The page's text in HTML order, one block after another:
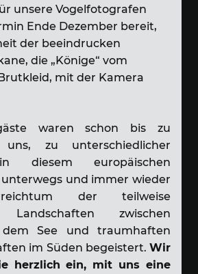
unsere Vogelfotografen
Ende Dezember bereit,
der beeindrucken
die „Könige“ vom
mit der Kamera
waren schon bis zu
zu unterschiedlicher
diesem europäischen
unterwegs und immer wieder
der teilweise
Landschaften zwischen
dem See und traumhaften
im Süden begeistert. Wir
herzlich ein, mit uns eine